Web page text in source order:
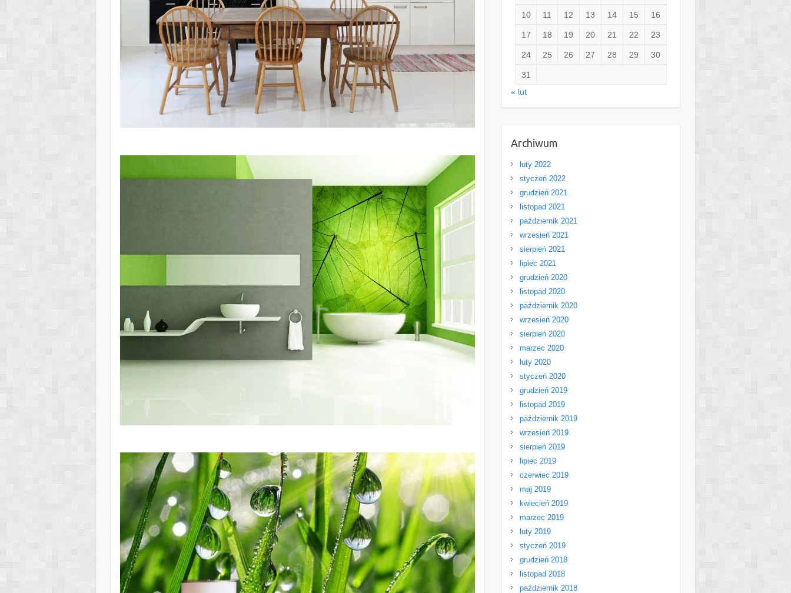
10 11 12 13 14 15 16
17 18 19 20 21 22 23
24 25 26 27 28 29 30
31
« lut
Archiwum
luty 2022
styczeń 2022
grudzień 2021
listopad 2021
październik 2021
wrzesień 2021
sierpień 2021
lipiec 2021
grudzień 2020
listopad 2020
październik 2020
wrzesień 2020
sierpień 2020
marzec 2020
luty 2020
styczeń 2020
grudzień 2019
listopad 2019
październik 2019
wrzesień 2019
sierpień 2019
lipiec 2019
czerwiec 2019
maj 2019
kwiecień 2019
marzec 2019
luty 2019
styczeń 2019
grudzień 2018
listopad 2018
październik 2018